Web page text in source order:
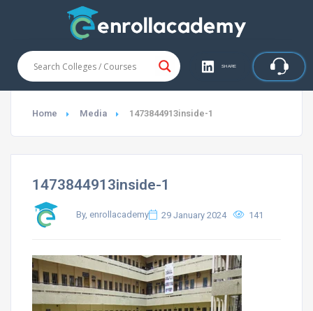
SHARE
Home Media 1473844913inside-1
1473844913inside-1
By, enrollacademy 29 January 2024 141